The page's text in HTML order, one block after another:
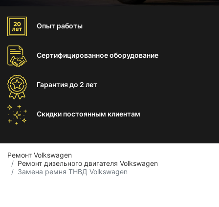
Опыт работы
Сертифицированноеоборудование
Гарантиядо 2 лет
Скидки постоянным клиентам
Ремонт Volkswagen
Ремонт дизельного двигателя Volkswagen
Замена ремня ТНВД Volkswagen